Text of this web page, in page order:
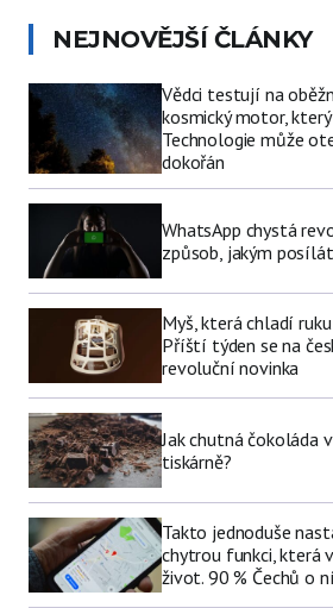
NEJNOVĚJŠÍ ČLÁNKY
Vědci testují na
kosmický motor,
Technologie může
dokořán
WhatsApp chystá
způsob, jakým
Myš, která chladí
Příští týden se na
revoluční novinka
Jak chutná čokoláda
tiskárně?
Takto jednoduše
chytrou funkci, která
život. 90 % Čechů o